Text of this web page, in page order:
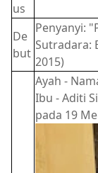
us
De
but
Penyanyi:
Sutradara:
2015)
Ayah -
Ibu - Aditi
pada 19